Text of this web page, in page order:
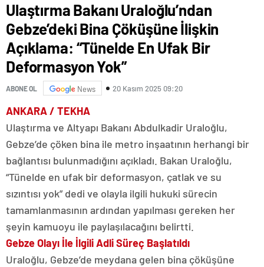
Ulaştırma Bakanı Uraloğlu’ndan
Gebze’deki Bina Çöküşüne İlişkin
Açıklama: “Tünelde En Ufak Bir
Deformasyon Yok”
ABONE OL News 20 Kasım 2025 09:20
ANKARA / TEKHA
Ulaştırma ve Altyapı Bakanı Abdulkadir Uraloğlu,
Gebze’de çöken bina ile metro inşaatının herhangi bir
bağlantısı bulunmadığını açıkladı. Bakan Uraloğlu,
“Tünelde en ufak bir deformasyon, çatlak ve su
sızıntısı yok” dedi ve olayla ilgili hukuki sürecin
tamamlanmasının ardından yapılması gereken her
şeyin kamuoyu ile paylaşılacağını belirtti.
Gebze Olayı İle İlgili Adli Süreç Başlatıldı
Uraloğlu, Gebze’de meydana gelen bina çöküşüne